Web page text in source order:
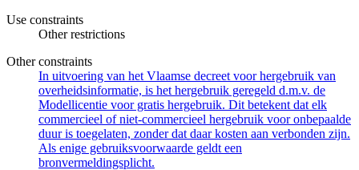
Use constraints
Other restrictions
Other constraints
In uitvoering van het Vlaamse decreet voor hergebruik van
overheidsinformatie, is het hergebruik geregeld d.m.v. de
Modellicentie voor gratis hergebruik. Dit betekent dat elk
commercieel of niet-commercieel hergebruik voor onbepaalde
duur is toegelaten, zonder dat daar kosten aan verbonden zijn.
Als enige gebruiksvoorwaarde geldt een
bronvermeldingsplicht.